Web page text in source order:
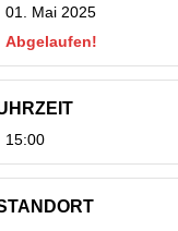
01. Mai 2025
Abgelaufen!
15:00